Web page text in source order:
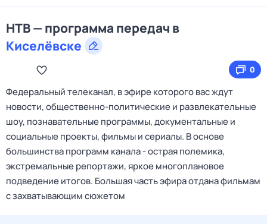
НТВ — программа передач в
Киселёвске
0
Федеральный телеканал, в эфире которого вас ждут
новости, общественно-политические и развлекательные
шоу, познавательные программы, документальные и
социальные проекты, фильмы и сериалы. В основе
большинства программ канала - острая полемика,
экстремальные репортажи, яркое многоплановое
подведение итогов. Большая часть эфира отдана фильмам
с захватывающим сюжетом